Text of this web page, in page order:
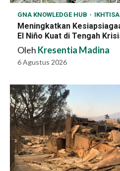
GNA KNOWLEDGE HUB
Meningkatkan
El Niño Kuat di Tengah
Oleh Kresentia Madina
6 Agustus 2026